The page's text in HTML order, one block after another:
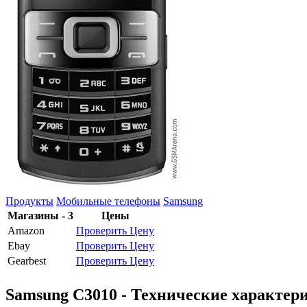
Продукты Мобильные телефоны Samsung
Магазины - 3
Цены
Amazon
Проверить Цену
Ebay
Проверить Цену
Gearbest
Проверить Цену
Samsung C3010 - Технические